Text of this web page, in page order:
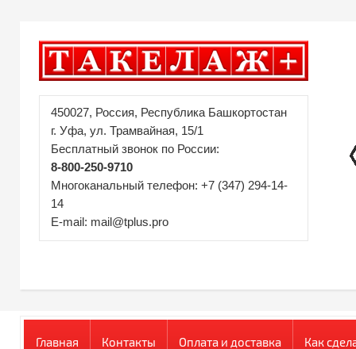
450027, Россия, Республика Башкортостан
г. Уфа, ул. Трамвайная, 15/1
Бесплатный звонок по России:
8-800-250-9710
Многоканальный телефон: +7 (347) 294-14-
14
E-mail: mail@tplus.pro
Главная Контакты Оплата и доставка Как